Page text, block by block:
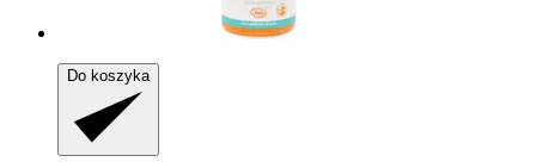
Do koszyka